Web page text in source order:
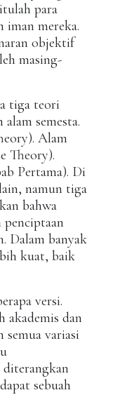
para
iman mereka.
objektif
masing-
tiga teori
semesta.
Alam
Theory).
Pertama). Di
namun tiga
bahwa
Dalam banyak
kuat, baik
versi.
akademis dan
variasi
sebuah